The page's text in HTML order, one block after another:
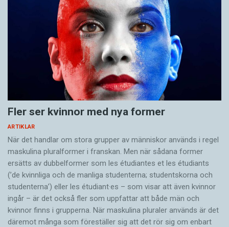
Fler ser kvinnor med nya former
ARTIKLAR
När det handlar om stora grupper av människor används i regel
maskulina pluralformer i franskan. Men när sådana ­former
ersätts av dubbel­former som les étudiantes et les étudiants
(’de kvinnliga och de manliga studenterna; studentskorna och
studenterna’) eller les étudiant·es – som visar att även kvinnor
ingår – är det också fler som uppfattar att både män och
kvinnor finns i grupperna. När maskulina pluraler används är det
där­emot många som föreställer sig att det rör sig om enbart